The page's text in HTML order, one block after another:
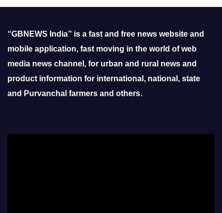
“GBNEWS India” is a fast and free news website and
mobile application, fast moving in the world of web
media news channel, for urban and rural news and
product information for international, national, state
and Purvanchal farmers and others.